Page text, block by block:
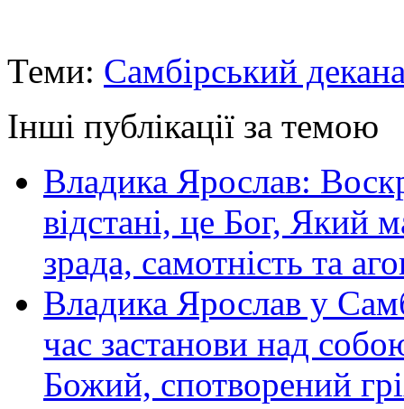
Теми: Самбірський
Інші публікації за темою
Владика Ярослав:
відстані, це Бог, Який
зрада, самотність та
Владика Ярослав у
час застанови над
Божий, спотворений